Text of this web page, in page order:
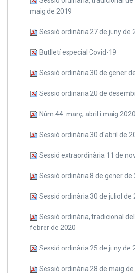
maig de 2019
Sessió ordinària 27 de juny de
Butlletí especial Covid-19
Sessió ordinària 30 de gener
Sessió ordinària 20 de
Núm.44: març, abril i maig 2020
Sessió ordinària 30 d'abril de
Sessió extraordinària 11 de
Sessió ordinària 8 de gener de
Sessió ordinària 30 de juliol de
Sessió ordinària, tradicional
febrer de 2020
Sessió ordinària 25 de juny de
Sessió ordinària 28 de maig de